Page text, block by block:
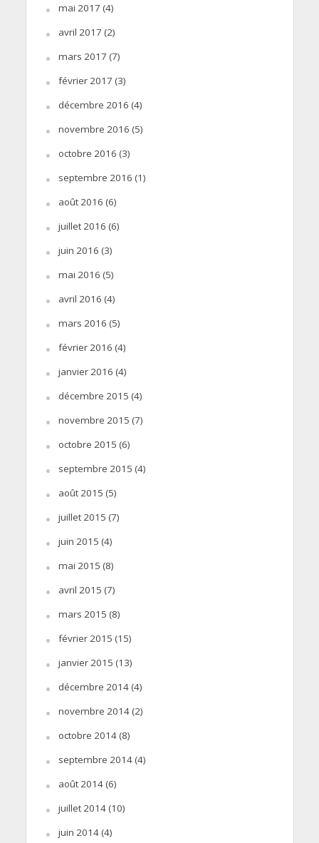
mai 2017 (4)
avril 2017 (2)
mars 2017 (7)
février 2017 (3)
décembre 2016 (4)
novembre 2016 (5)
octobre 2016 (3)
septembre 2016 (1)
août 2016 (6)
juillet 2016 (6)
juin 2016 (3)
mai 2016 (5)
avril 2016 (4)
mars 2016 (5)
février 2016 (4)
janvier 2016 (4)
décembre 2015 (4)
novembre 2015 (7)
octobre 2015 (6)
septembre 2015 (4)
août 2015 (5)
juillet 2015 (7)
juin 2015 (4)
mai 2015 (8)
avril 2015 (7)
mars 2015 (8)
février 2015 (15)
janvier 2015 (13)
décembre 2014(4)
novembre 2014(2)
octobre 2014(8)
septembre 2014(4)
août 2014(6)
juillet 2014(10)
juin 2014(4)